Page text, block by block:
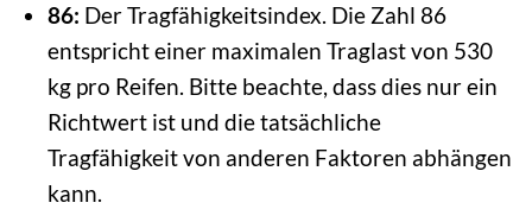
86: Der Tragfähigkeitsindex. Die Zahl 86
entspricht einer maximalen Traglast von 530
kg pro Reifen. Bitte beachte, dass dies nur ein
Richtwert ist und die tatsächliche
Tragfähigkeit von anderen Faktoren abhängen
kann.